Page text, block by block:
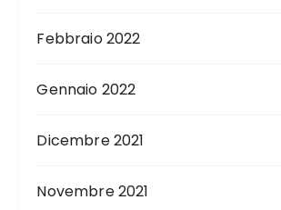
Febbraio 2022
Gennaio 2022
Dicembre 2021
Novembre 2021